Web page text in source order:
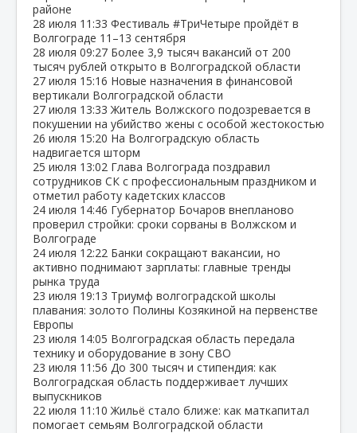
районе
28 июля 11:33 Фестиваль #ТриЧетыре пройдёт в
Волгограде 11–13 сентября
28 июля 09:27 Более 3,9 тысяч вакансий от 200
тысяч рублей открыто в Волгоградской области
27 июля 15:16 Новые назначения в финансовой
вертикали Волгоградской области
27 июля 13:33 Житель Волжского подозревается в
покушении на убийство жены с особой жестокостью
26 июля 15:20 На Волгоградскую область
надвигается шторм
25 июля 13:02 Глава Волгограда поздравил
сотрудников СК с профессиональным праздником и
отметил работу кадетских классов
24 июля 14:46 Губернатор Бочаров внепланово
проверил стройки: сроки сорваны в Волжском и
Волгограде
24 июля 12:22 Банки сокращают вакансии, но
активно поднимают зарплаты: главные тренды
рынка труда
23 июля 19:13 Триумф волгоградской школы
плавания: золото Полины Козякиной на первенстве
Европы
23 июля 14:05 Волгоградская область передала
технику и оборудование в зону СВО
23 июля 11:56 До 300 тысяч и стипендия: как
Волгоградская область поддерживает лучших
выпускников
22 июля 11:10 Жильё стало ближе: как маткапитал
помогает семьям Волгоградской области